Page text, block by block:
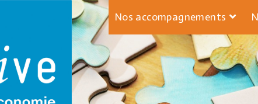
Nos accompagnements